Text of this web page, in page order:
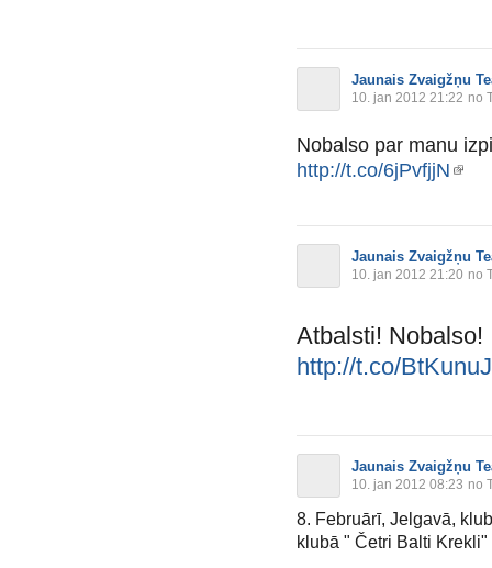
Jaunais Zvaigžņu
10. jan 2012 21:22 no
Nobalso par manu
http://t.co/6jPvfjjN
Jaunais Zvaigžņu
10. jan 2012 21:20 no
Atbalsti! Nobalso!
http://t.co/
Jaunais Zvaigžņu
10. jan 2012 08:23 no
8. Februārī, Jelgavā,
klubā " Četri Balti